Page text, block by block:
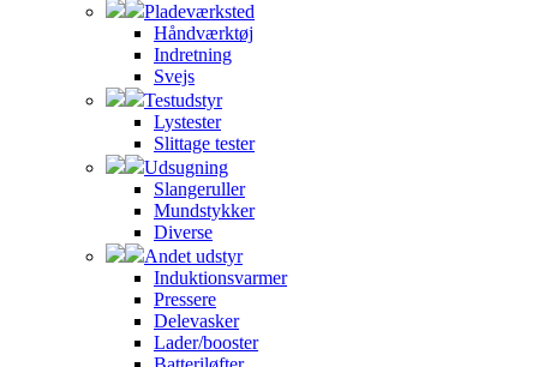
Pladeværksted
Håndværktøj
Indretning
Svejs
Testudstyr
Lystester
Slittage tester
Udsugning
Slangeruller
Mundstykker
Diverse
Andet udstyr
Induktionsvarmer
Pressere
Delevasker
Lader/booster